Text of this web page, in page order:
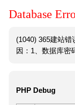
Database
(1040) 365建站
因：1、数据库密
PHP Debug